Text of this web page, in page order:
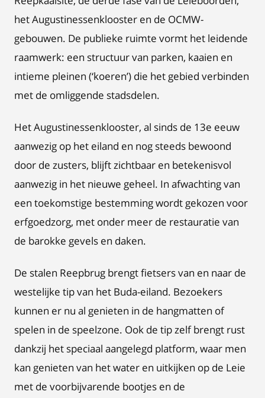
het Augustinessenklooster en de OCMW-
gebouwen. De publieke ruimte vormt het leidende
raamwerk: een structuur van parken, kaaien en
intieme pleinen (‘koeren’) die het gebied verbinden
met de omliggende stadsdelen.
Het Augustinessenklooster, al sinds de 13e eeuw
aanwezig op het eiland en nog steeds bewoond
door de zusters, blijft zichtbaar en betekenisvol
aanwezig in het nieuwe geheel. In afwachting van
een toekomstige bestemming wordt gekozen voor
erfgoedzorg, met onder meer de restauratie van
de barokke gevels en daken.
De stalen Reepbrug brengt fietsers van en naar de
westelijke tip van het Buda-eiland. Bezoekers
kunnen er nu al genieten in de hangmatten of
spelen in de speelzone. Ook de tip zelf brengt rust
dankzij het speciaal aangelegd platform, waar men
kan genieten van het water en uitkijken op de Leie
met de voorbijvarende bootjes en de